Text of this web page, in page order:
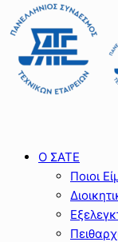
Ο ΣΑΤΕ
Ποιοι